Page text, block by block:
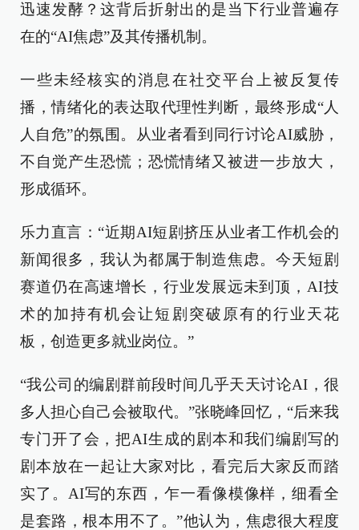
迅速发酵？这背后折射出的是当下行业普遍存
在的“AI焦虑”及其传播机制。
一些未经核实的消息在社交平台上被反复传
播，情绪化的表达取代理性判断，最终形成“人
人自危”的氛围。从业者看到同行讨论AI威胁，
不自觉产生恐慌；恐慌情绪又被进一步放大，
形成循环。
乐力直言：“近期AI短剧挤压从业者工作机会的
新闻很多，我认为都属于制造焦虑。今天短剧
赛道仍在高速增长，行业发展远未到顶，AI技
术的加持有机会让短剧突破原有的行业天花
板，创造更多就业岗位。”
“我公司的编剧群前段时间几乎天天讨论AI，很
多人担心自己会被取代。”张晓峰回忆，“后来我
专门开了会，把AI生成的剧本和我们编剧写的
剧本放在一起让大家对比，看完后大家反而踏
实了。AI写的东西，乍一看像模像样，细看全
是套路，根本用不了。”他认为，焦虑很大程度